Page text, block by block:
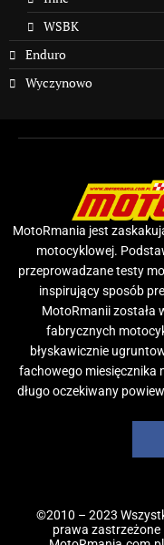
WSBK
Enduro
Wyczynowo
MotoRmania jest
motocyklowej.
przeprowadzane testy
inspirujący sposób
MotoRmanii została
fabrycznych
błyskawicznie
fachowego miesięcznika
długo oczekiwany
©2010 – 2023
prawa zastrzeżone